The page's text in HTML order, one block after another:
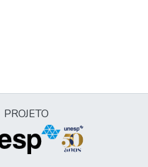
PROJETO